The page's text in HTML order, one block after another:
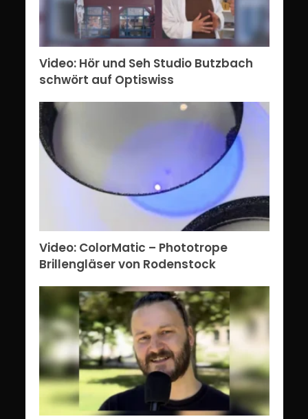
Video: Hör und Seh Studio Butzbach
schwört auf Optiswiss
Video: ColorMatic – Phototrope
Brillengläser von Rodenstock